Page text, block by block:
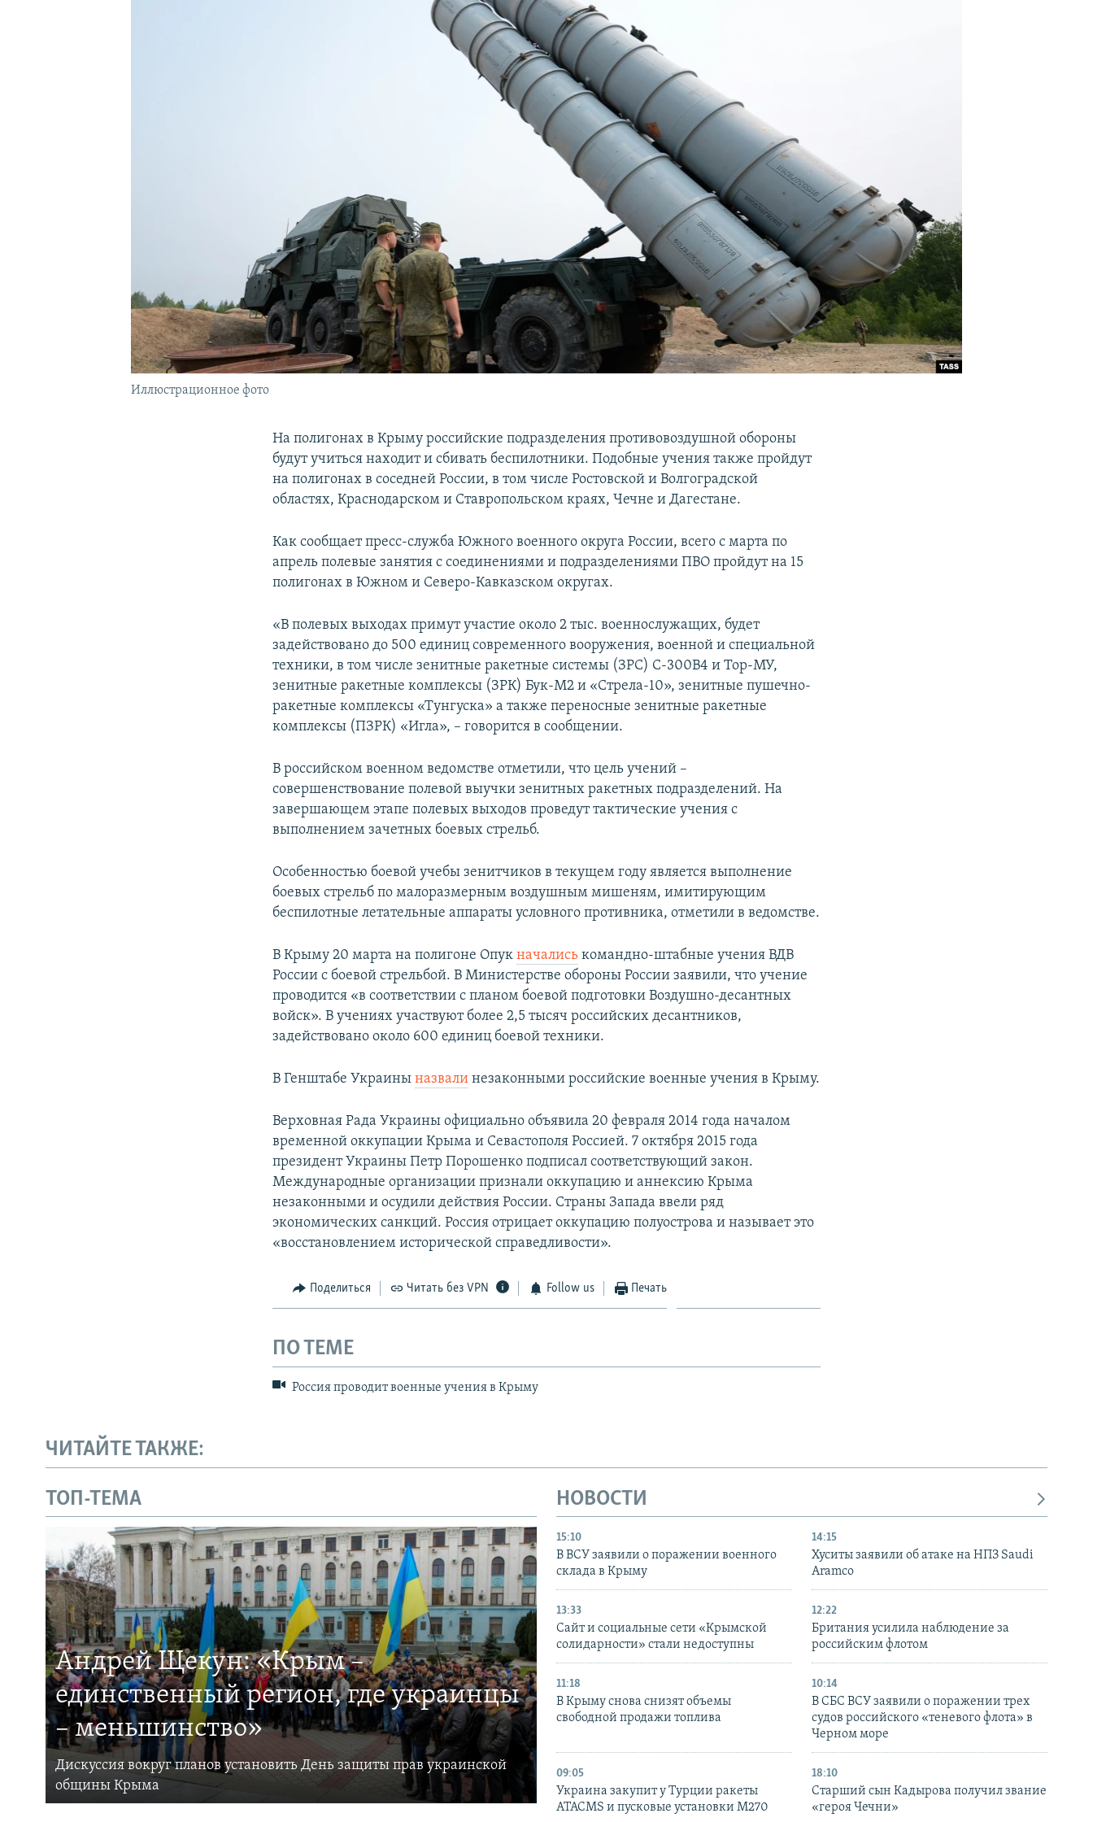
Иллюстрационное фото
На полигонах в Крыму российские подразделения противовоздушной обороны
будут учиться находит и сбивать беспилотники. Подобные учения также пройдут
на полигонах в соседней России, в том числе Ростовской и Волгоградской
областях, Краснодарском и Ставропольском краях, Чечне и Дагестане.
Как сообщает пресс-служба Южного военного округа России, всего с марта по
апрель полевые занятия с соединениями и подразделениями ПВО пройдут на 15
полигонах в Южном и Северо-Кавказском округах.
«В полевых выходах примут участие около 2 тыс. военнослужащих, будет
задействовано до 500 единиц современного вооружения, военной и специальной
техники, в том числе зенитные ракетные системы (ЗРС) С-300В4 и Тор-МУ,
зенитные ракетные комплексы (ЗРК) Бук-М2 и «Стрела-10», зенитные пушечно-
ракетные комплексы «Тунгуска» а также переносные зенитные ракетные
комплексы (ПЗРК) «Игла», – говорится в сообщении.
В российском военном ведомстве отметили, что цель учений –
совершенствование полевой выучки зенитных ракетных подразделений. На
завершающем этапе полевых выходов проведут тактические учения с
выполнением зачетных боевых стрельб.
Особенностью боевой учебы зенитчиков в текущем году является выполнение
боевых стрельб по малоразмерным воздушным мишеням, имитирующим
беспилотные летательные аппараты условного противника, отметили в ведомстве.
В Крыму 20 марта на полигоне Опукначались командно-штабные учения ВДВ
России с боевой стрельбой. В Министерстве обороны России заявили, что учение
проводится «в соответствии с планом боевой подготовки Воздушно-десантных
войск». В учениях участвуют более 2,5 тысяч российских десантников,
задействовано около 600 единиц боевой техники.
В Генштабе Украиныназвали незаконными российские военные учения в Крыму.
Верховная Рада Украины официально объявила 20 февраля 2014 года началом
временной оккупации Крыма и Севастополя Россией. 7 октября 2015 года
президент Украины Петр Порошенко подписал соответствующий закон.
Международные организации признали оккупацию и аннексию Крыма
незаконными и осудили действия России. Страны Запада ввели ряд
экономических санкций. Россия отрицает оккупацию полуострова и называет это
«восстановлением исторической справедливости».
Поделиться Читать без VPN Follow us Печать
ПО ТЕМЕ
Россия проводит военные учения в Крыму
ЧИТАЙТЕ ТАКЖЕ:
ТОП-ТЕМА
Андрей Щекун: «Крым –
единственный регион, где украинцы
– меньшинство»
Дискуссия вокруг планов установить День защиты прав украинской
общины Крыма
НОВОСТИ
15:10
В ВСУ заявили о поражении военного
склада в Крыму
14:15
Хуситы заявили об атаке на НПЗ Saudi
Aramco
13:33
Сайт и социальные сети «Крымской
солидарности» стали недоступны
12:22
Британия усилила наблюдение за
российским флотом
11:18
В Крыму снова снизят объемы
свободной продажи топлива
10:14
В СБС ВСУ заявили о поражении трех
судов российского «теневого флота» в
Черном море
09:05
Украина закупит у Турции ракеты
ATACMS и пусковые установки M270
18:10
Старший сын Кадырова получил звание
«героя Чечни»